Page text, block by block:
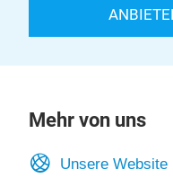
Mehr von uns
Unsere Website